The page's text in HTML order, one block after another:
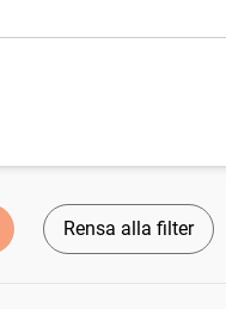
Rensa alla filter